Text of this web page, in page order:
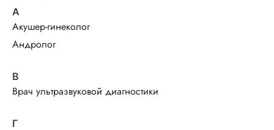
А
Акушер-гинеколог
Андролог
В
Врач ультразвуковой диагностики
Г